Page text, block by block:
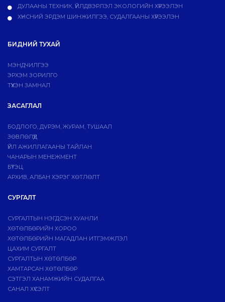
ДУЛААНЫ ТЕХНИК, ҮЙЛДВЭРЛЭЛ ЭКОЛОГИЙН ХҮРЭЭЛЭН
ХҮНСНИЙ ЭРДЭМ ШИНЖИЛГЭЭ, СУДАЛГААНЫ ХҮРЭЭЛЭН
БИДНИЙ ТУХАЙ
МЭНДЧИЛГЭЭ
ЭРХЭМ ЗОРИЛГО
ТҮҮХЭН ЗАМНАЛ
ЗАСАГЛАЛ
БОДЛОГО, ДVРЭМ, ЖУРАМ, ТУШААЛ
ЗӨВЛӨЛҮҮД
ҮЙЛ АЖИЛЛАГААНЫ ТАЙЛАН
ЧАНАРЫН МЕНЕЖМЕНТ
БҮТЭЦ
АРХИВ, АЛБАН ХЭРЭГ ХӨТЛӨЛТ
СУРГАЛТ
СУРГАЛТЫН НЭГДСЭН ХУАНЛИ
ХӨТӨЛБӨРИЙН ХОРОО
ХӨТӨЛБӨРИЙН МАГАДЛАН ИТГЭМЖЛЭЛ
ЦАХИМ СУРГАЛТ
СУРГАЛТЫН ХӨТӨЛБӨР
ХАМТАРСАН ХӨТӨЛБӨР
СЭТГЭЛ ХАНАМЖИЙН СУДАЛГАА
САНАЛ ХҮСЭЛТ